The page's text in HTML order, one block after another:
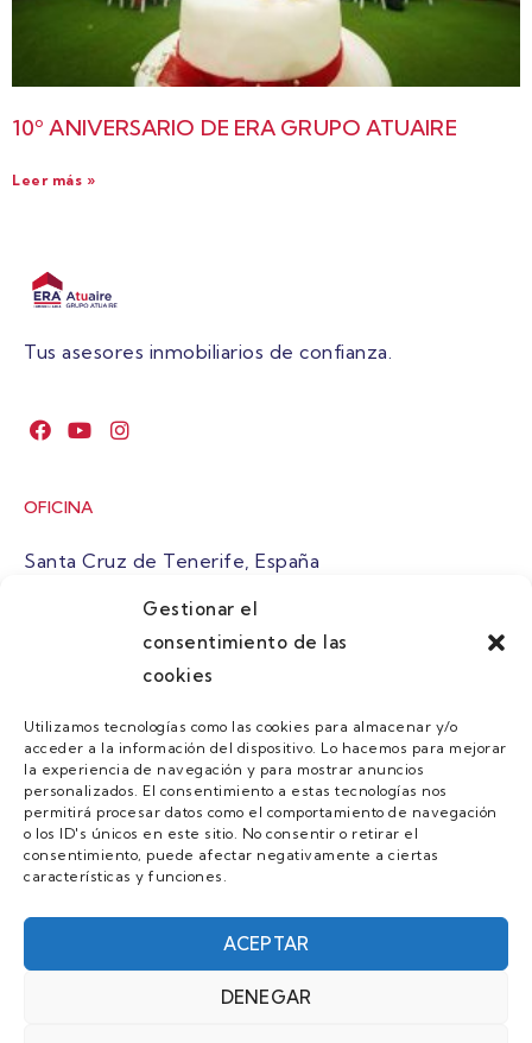
Gestionar el
consentimiento de las
cookies
Utilizamos tecnologías como las cookies para almacenar y/o
acceder a la información del dispositivo. Lo hacemos para mejorar
la experiencia de navegación y para mostrar anuncios
personalizados. El consentimiento a estas tecnologías nos
permitirá procesar datos como el comportamiento de navegación
o los ID's únicos en este sitio. No consentir o retirar el
consentimiento, puede afectar negativamente a ciertas
características y funciones.
ACEPTAR
DENEGAR
10º ANIVERSARIO DE ERA GRUPO ATUAIRE
Leer más »
Tus asesores inmobiliarios de confianza.
OFICINA
Santa Cruz de Tenerife, España
atuaire@grupoatuaire.com
+34 638765829
MENU
Quienes Somos
Guias
Contacto
Únete